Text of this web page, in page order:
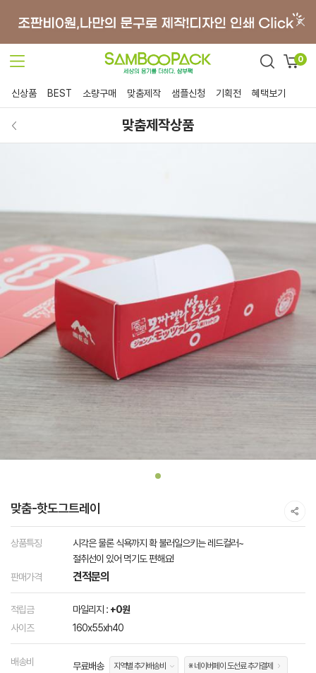
0
신상품 BEST 소량구매 맞춤제작 샘플신청 기획전 혜택보기
맞춤제작상품
맞춤-핫도그트레이
상품특징
시각은 물론 식욕까지 확 불러일으키는 레드컬러~
절취선이 있어 먹기도 편해요!
판매가격
견적문의
적립금 마일리지 : +0원
사이즈
160x55xh40
배송비 무료배송 지역별 추가배송비 ※ 네이버페이 도선료 추가결제